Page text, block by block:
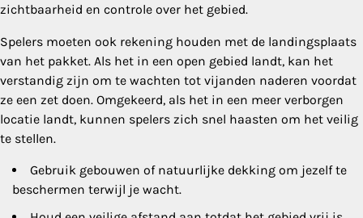
zichtbaarheid en controle over het gebied.
Spelers moeten ook rekening houden met de landingsplaats
van het pakket. Als het in een open gebied landt, kan het
verstandig zijn om te wachten tot vijanden naderen voordat
ze een zet doen. Omgekeerd, als het in een meer verborgen
locatie landt, kunnen spelers zich snel haasten om het veilig
te stellen.
Gebruik gebouwen of natuurlijke dekking om jezelf te
beschermen terwijl je wacht.